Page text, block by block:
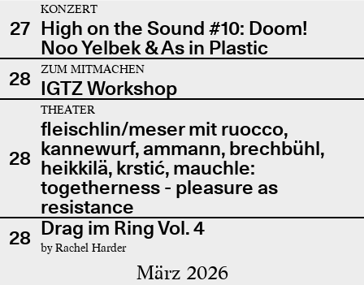
27
KONZERT
High on the Sound #10: Doom!
Noo Yelbek & As in Plastic
28
ZUM MITMACHEN
IGTZ Workshop
28
THEATER
fleischlin/meser mit ruocco,
kannewurf, ammann, brechbühl,
heikkilä, krstić, mauchle:
togetherness - pleasure as
resistance
28 Drag im Ring Vol. 4
by Rachel Harder
März 2026